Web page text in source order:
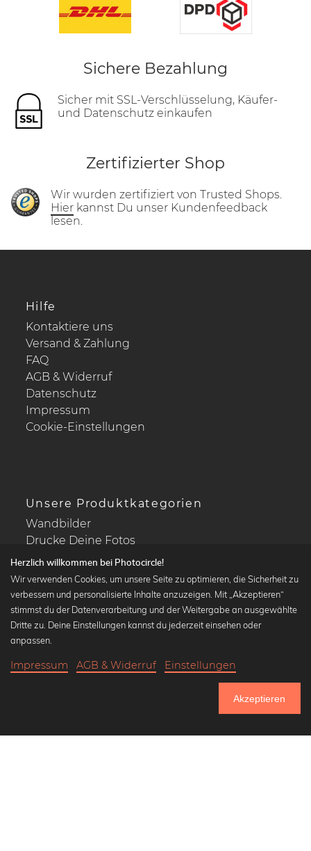
Bis Donnerstag: 20% Rabatt auf alle Bilder
Sichere Bezahlung
Sicher mit SSL-Verschlüsselung, Käufer-
und Datenschutz einkaufen
Zertifizierter Shop
Wir wurden zertifiziert von Trusted Shops.
Hier kannst Du unser Kundenfeedback
lesen.
Hilfe
Kontaktiere uns
Versand & Zahlung
FAQ
AGB & Widerruf
Datenschutz
Impressum
Cookie-Einstellungen
Unsere Produktkategorien
Wandbilder
Drucke Deine Fotos
Kalender
Beliebte Kollektionen
Bauhaus Bilder
Herzlich willkommen bei Photocircle!
Wir verwenden Cookies, um unsere Seite zu optimieren, die Sicherheit zu
verbessern und personalisierte Inhalte anzuzeigen. Mit „Akzeptieren“
stimmst du der Datenverarbeitung und der Weitergabe an ausgewählte
Dritte zu. Deine Einstellungen kannst du jederzeit einsehen oder
anpassen.
Impressum AGB & Widerruf Einstellungen
Akzeptieren